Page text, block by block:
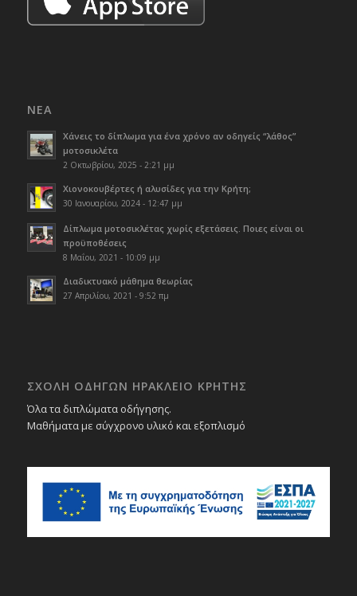
ΝΈΑ
Χάνεις το δίπλωμα για ένα χρόνο αν οδηγείς “λάθος”
μοτοσικλέτα
2 Οκτωβρίου, 2025 - 2:21 μμ
Χιονοκουβέρτες ή αλυσίδες για την Κρήτη;
30 Ιανουαρίου, 2024 - 12:47 μμ
Δίπλωμα μοτοσικλέτας χωρίς εξετάσεις. Ποιες είναι οι
προϋποθέσεις
8 Μαΐου, 2021 - 10:09 μμ
Διαδικτυακό μάθημα θεωρίας
27 Απριλίου, 2021 - 9:52 πμ
ΣΧΟΛΉ ΟΔΗΓΏΝ ΗΡΆΚΛΕΙΟ ΚΡΉΤΗΣ
Όλα τα διπλώματα οδήγησης.
Μαθήματα με σύγχρονο υλικό και εξοπλισμό